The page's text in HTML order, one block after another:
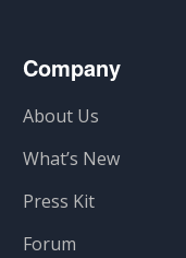
Company
About Us
What’s New
Press Kit
Forum